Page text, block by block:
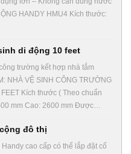
HANDY HMU4 Kích thước:
di động 10 feet
trường kết hợp nhà tắm
NHÀ VỆ SINH CÔNG TRƯỜNG
Kích thước ( Theo chuẩn
mm Cao: 2600 mm Được…
đô thị
cao cấp có thể lắp đặt cố